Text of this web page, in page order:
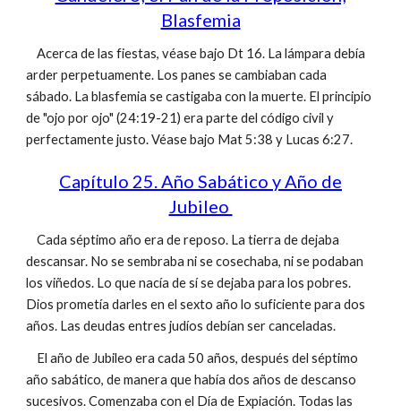
Blasfemia
Acerca de las fiestas, véase bajo Dt 16. La lámpara debía
arder perpetuamente. Los panes se cambiaban cada
sábado. La blasfemia se castigaba con la muerte. El principio
de "ojo por ojo" (24:19-21) era parte del código civil y
perfectamente justo. Véase bajo Mat 5:38 y Lucas 6:27.
Capítulo 25. Año Sabático y Año de
Jubileo
Cada séptimo año era de reposo. La tierra de dejaba
descansar. No se sembraba ni se cosechaba, ni se podaban
los viñedos. Lo que nacía de sí se dejaba para los pobres.
Dios prometía darles en el sexto año lo suficiente para dos
años. Las deudas entres judíos debían ser canceladas.
El año de Jubileo era cada 50 años, después del séptimo
año sabático, de manera que había dos años de descanso
sucesivos. Comenzaba con el Día de Expiación. Todas las